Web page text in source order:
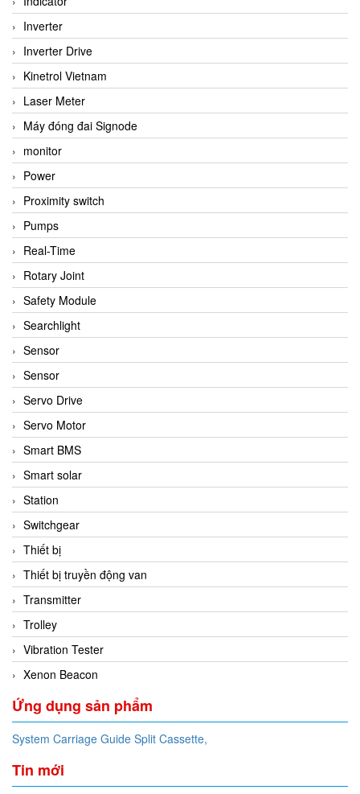
Inverter
Inverter Drive
Kinetrol Vietnam
Laser Meter
Máy đóng đai Signode
monitor
Power
Proximity switch
Pumps
Real-Time
Rotary Joint
Safety Module
Searchlight
Sensor
Sensor
Servo Drive
Servo Motor
Smart BMS
Smart solar
Station
Switchgear
Thiết bị
Thiết bị truyền động van
Transmitter
Trolley
Vibration Tester
Xenon Beacon
Ứng dụng sản phẩm
System Carriage Guide Split Cassette,
Tin mới